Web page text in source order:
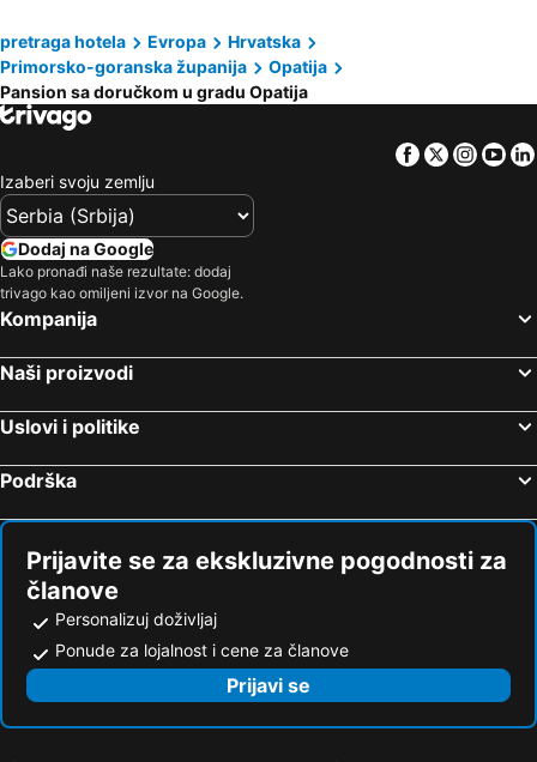
Matulji, bed and breakfasts
Grožnjan, bed and breakfasts
Motovun, bed and breakfasts
Lovran, bed and breakfasts
Divača, bed and breakfasts
Bertoki, bed and breakfasts
Prestranek, bed and breakfasts
Vinodolska, bed and breakfasts
Jadranovo, bed and breakfasts
Rabac, bed and breakfasts
Vrbnik, bed and breakfasts
Selce, bed and breakfasts
Gračišće, bed and breakfasts
Kaštelir-Labinci, bed and breakfasts
Delnice, bed and breakfasts
pretraga hotela Evropa
Hrvatska
Primorsko-goranska županija
Opatija
Pansion sa doručkom u gradu Opatija
Facebook
Twitter
Izaberi svoju zemlju
Dodaj na Google
Lako pronađi naše rezultate: dodaj
trivago kao omiljeni izvor na Google.
Kompanija
Naši proizvodi
Uslovi i politike
Podrška
Prijavite se za ekskluzivne pogodnosti za
članove
Personalizuj doživljaj
Ponude za lojalnost i cene za članove
Prijavi se